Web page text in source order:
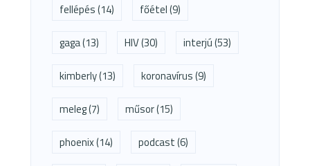
fellépés(14) főétel(9)
gaga(13) HIV(30) interjú(53)
kimberly(13) koronavírus(9)
meleg(7) műsor(15)
phoenix(14) podcast(6)